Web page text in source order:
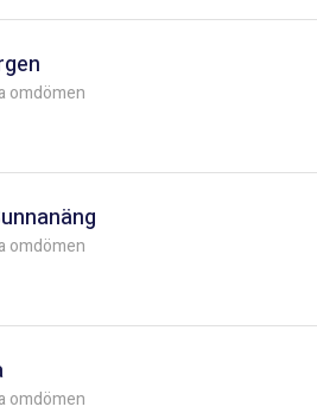
omdömen
omdömen
omdömen